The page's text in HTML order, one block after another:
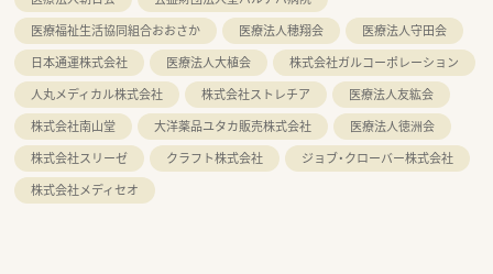
医療福祉生活協同組合おおさか
医療法人穂翔会
医療法人守田会
日本通運株式会社
医療法人大植会
株式会社ガルコーポレーション
人丸メディカル株式会社
株式会社ストレチア
医療法人友紘会
株式会社南山堂
大洋薬品ユタカ販売株式会社
医療法人徳洲会
株式会社スリーゼ
クラフト株式会社
ジョブ・クローバー株式会社
株式会社メディセオ